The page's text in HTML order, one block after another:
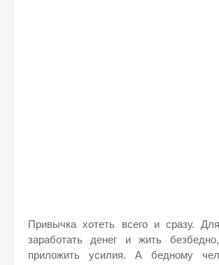
Привычка хотеть всего и сразу.
заработать денег и жить
приложить усилия. А бедному